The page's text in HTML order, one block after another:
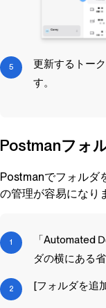
更新するトー
す。
Postmanフォ
Postmanでフォルダ
の管理が容易になり
「Automated
ダの横にある
[フォルダを追